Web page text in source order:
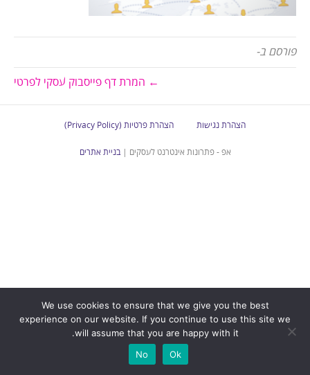
פורסם ב-
← המרת דף פייסבוק עסקי לפרטי
הצהרת נגישות הצהרת פרטיות (Privacy Policy)
אפ - פתרונות אינטרנט לעסקים |בניית אתרים
We use cookies to ensure that we give you the best
experience on our website. If you continue to use this site we
will assume that you are happy with it.
Ok
No